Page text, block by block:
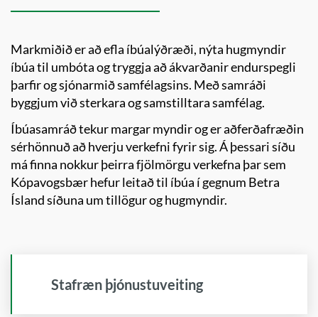
Markmiðið er að efla íbúalýðræði, nýta hugmyndir
íbúa til umbóta og tryggja að ákvarðanir endurspegli
þarfir og sjónarmið samfélagsins. Með samráði
byggjum við sterkara og samstilltara samfélag.
Íbúasamráð tekur margar myndir og er aðferðafræðin
sérhönnuð að hverju verkefni fyrir sig. Á þessari síðu
má finna nokkur þeirra fjölmörgu verkefna þar sem
Kópavogsbær hefur leitað til íbúa í gegnum Betra
Ísland síðuna um tillögur og hugmyndir.
Stafræn þjónustuveiting